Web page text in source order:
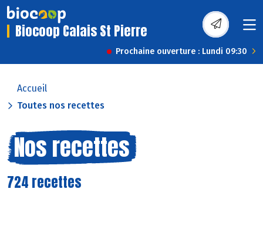
Biocoop Calais St Pierre
Prochaine ouverture : Lundi 09:30
Accueil
Toutes nos recettes
Nos recettes
724 recettes